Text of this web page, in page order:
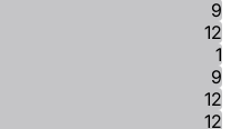
9
12
1
9
12
12